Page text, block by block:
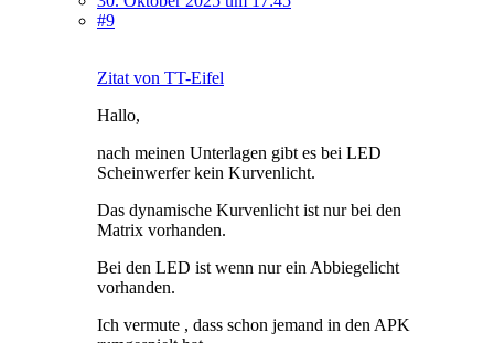
#9
Zitat von TT-Eifel
Hallo,
nach meinen Unterlagen gibt es bei LED
Scheinwerfer kein Kurvenlicht.
Das dynamische Kurvenlicht ist nur bei den
Matrix vorhanden.
Bei den LED ist wenn nur ein Abbiegelicht
vorhanden.
Ich vermute , dass schon jemand in den APK